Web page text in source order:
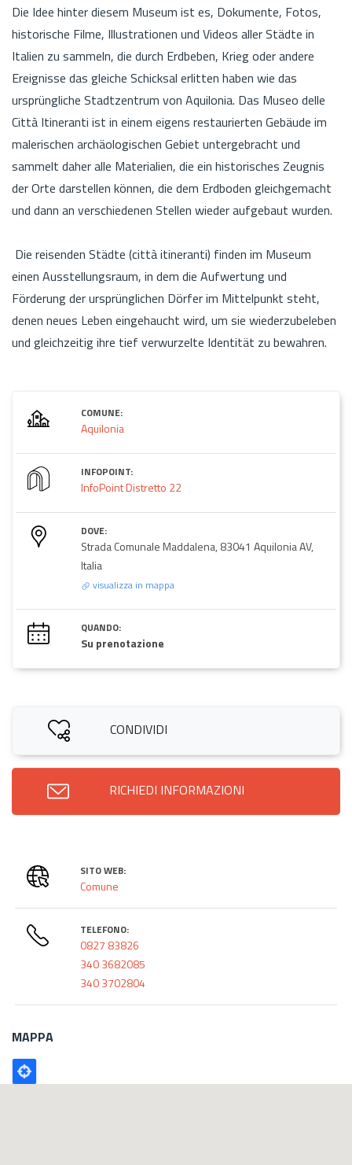
Die Idee hinter diesem Museum ist es, Dokumente, Fotos,
historische Filme, Illustrationen und Videos aller Städte in
Italien zu sammeln, die durch Erdbeben, Krieg oder andere
Ereignisse das gleiche Schicksal erlitten haben wie das
ursprüngliche Stadtzentrum von Aquilonia. Das Museo delle
Città Itineranti ist in einem eigens restaurierten Gebäude im
malerischen archäologischen Gebiet untergebracht und
sammelt daher alle Materialien, die ein historisches Zeugnis
der Orte darstellen können, die dem Erdboden gleichgemacht
und dann an verschiedenen Stellen wieder aufgebaut wurden.
Die reisenden Städte (città itineranti) finden im Museum
einen Ausstellungsraum, in dem die Aufwertung und
Förderung der ursprünglichen Dörfer im Mittelpunkt steht,
denen neues Leben eingehaucht wird, um sie wiederzubeleben
und gleichzeitig ihre tief verwurzelte Identität zu bewahren.
COMUNE:
Aquilonia
INFOPOINT:
InfoPoint Distretto 22
DOVE:
Strada Comunale Maddalena, 83041 Aquilonia AV,
Italia
visualizza in mappa
QUANDO:
Su prenotazione
CONDIVIDI
RICHIEDI INFORMAZIONI
SITO WEB:
Comune
TELEFONO:
0827 83826
340 3682085
340 3702804
MAPPA
Poligono
GEO